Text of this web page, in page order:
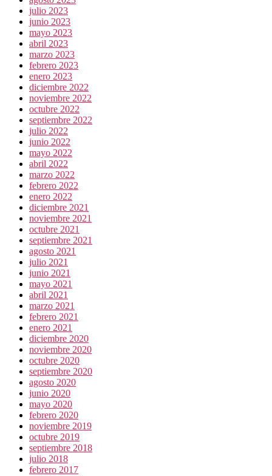
julio 2023
junio 2023
mayo 2023
abril 2023
marzo 2023
febrero 2023
enero 2023
diciembre 2022
noviembre 2022
octubre 2022
septiembre 2022
julio 2022
junio 2022
mayo 2022
abril 2022
marzo 2022
febrero 2022
enero 2022
diciembre 2021
noviembre 2021
octubre 2021
septiembre 2021
agosto 2021
julio 2021
junio 2021
mayo 2021
abril 2021
marzo 2021
febrero 2021
enero 2021
diciembre 2020
noviembre 2020
octubre 2020
septiembre 2020
agosto 2020
junio 2020
mayo 2020
febrero 2020
noviembre 2019
octubre 2019
septiembre 2018
julio 2018
febrero 2017